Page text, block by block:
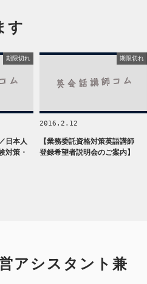
す
期限切れ
日本人
対策・
期限切れ
2016.2.12
【業務委託資格対策英語講師
登録希望者説明会のご案内】
アシスタント兼